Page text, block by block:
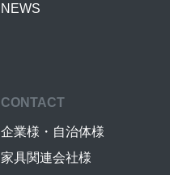
NEWS
CONTACT
企業様・自治体様
家具関連会社様